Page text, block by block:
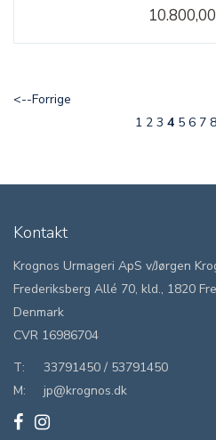
<--Forrige
1 2 3 4 5 6 7 8
Kontakt
Krognos Urmageri ApS v/Jørgen
Frederiksberg Allé 70, kld., 1820
Denmark
CVR 16986704
T:
33791450 / 53791450
M:
jp@krognos.dk